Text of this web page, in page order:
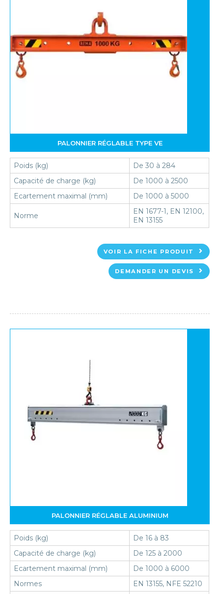
PALONNIER RÉGLABLE TYPE VE
Poids (kg)
De 30 à 284
Capacité de charge (kg)
De 1000 à 2500
Ecartement maximal (mm)
De 1000 à 5000
Norme
EN 1677-1, EN 12100,
EN 13155
VOIR LA FICHE PRODUIT
DEMANDER UN DEVIS
PALONNIER RÉGLABLE ALUMINIUM
Poids (kg)
De 16 à 83
Capacité de charge (kg)
De 125 à 2000
Ecartement maximal (mm)
De 1000 à 6000
Normes
EN 13155, NFE 52210